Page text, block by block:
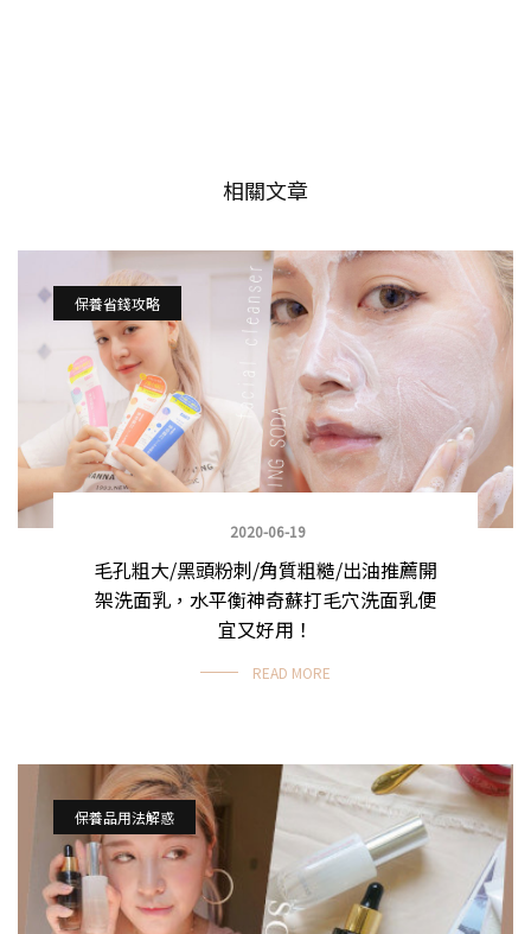
相關文章
保養省錢攻略
2020-06-19
毛孔粗大/黑頭粉刺/角質粗糙/出油推薦開
架洗面乳，水平衡神奇蘇打毛穴洗面乳便
宜又好用！
READ MORE
保養品用法解惑